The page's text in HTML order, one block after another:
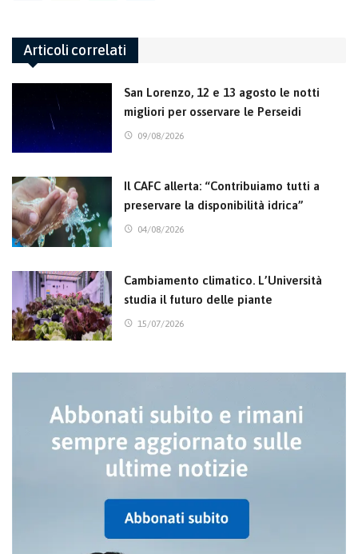
Articoli correlati
San Lorenzo, 12 e 13 agosto le notti
migliori per osservare le Perseidi
09/08/2026
Il CAFC allerta: “Contribuiamo tutti a
preservare la disponibilità idrica”
04/08/2026
Cambiamento climatico. L’Università
studia il futuro delle piante
15/07/2026